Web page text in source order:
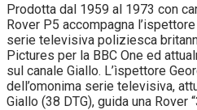
Prodotta dal 1959 al 1973 con
Rover P5 accompagna
serie televisiva poliziesca
Pictures per la BBC One ed
sul canale Giallo. L’ìspettore
dell’omonima serie televisiva,
Giallo (38 DTG), guida una Rover